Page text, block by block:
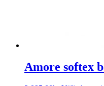
Amore softex